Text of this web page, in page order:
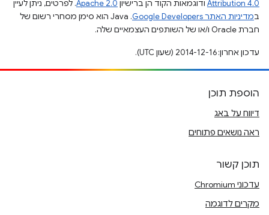
Attribution 4.0 ודוגמאות הקוד הן ברישיון Apache 2.0. לפרטים, ניתן לעיין
במדיניות האתר Google Developers‏
.‏ Java הוא סימן מסחרי רשום של
חברת Oracle ו/או של השותפים העצמאיים שלה.
עדכון אחרון: 2014-12-16 (שעון UTC).
הוספת תוכן
דיווח על באג
ראה נושאים פתוחים
תוכן קשור
עדכוני Chromium
מקרים לדוגמה